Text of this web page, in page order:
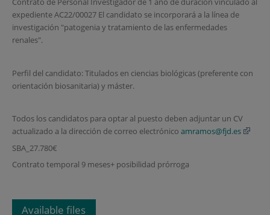
expediente AC22/00027 El candidato se incorporará a la línea de
investigación "patogenia y tratamiento de las enfermedades
renales".
Perfil del candidato: Titulados en ciencias biológicas (preferente con
orientación biosanitaria) y máster.
Todos los candidatos para optar al puesto deben adjuntar un CV
actualizado a la dirección de correo electrónico amramos@fjd.es
SBA_27.780€
Contrato temporal 9 meses+ posibilidad prórroga
Available files